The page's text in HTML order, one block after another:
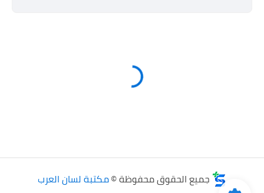
جميع الحقوق محفوظة ©مكتبة لسان العرب